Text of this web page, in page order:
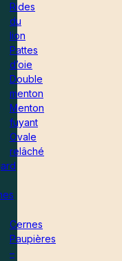
Rides
du
lion
Pattes
d’oie
Double
menton
Menton
fuyant
Ovale
relâché
Cernes
Paupières
–